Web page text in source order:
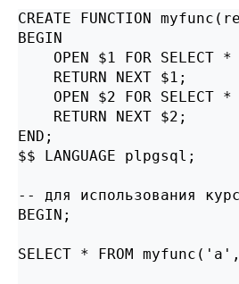
CREATE FUNCTION
BEGIN
OPEN $1 FOR SELECT *
    RETURN NEXT $1;
OPEN $2 FOR SELECT *
    RETURN NEXT $2;
END;
$$ LANGUAGE plpgsql;
-- для использования
BEGIN;
SELECT * FROM